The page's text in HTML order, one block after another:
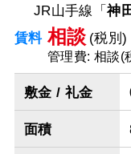
JR山手線「神
賃料 相談 (税別)
管理費: 相談(
敷金 / 礼金
面積